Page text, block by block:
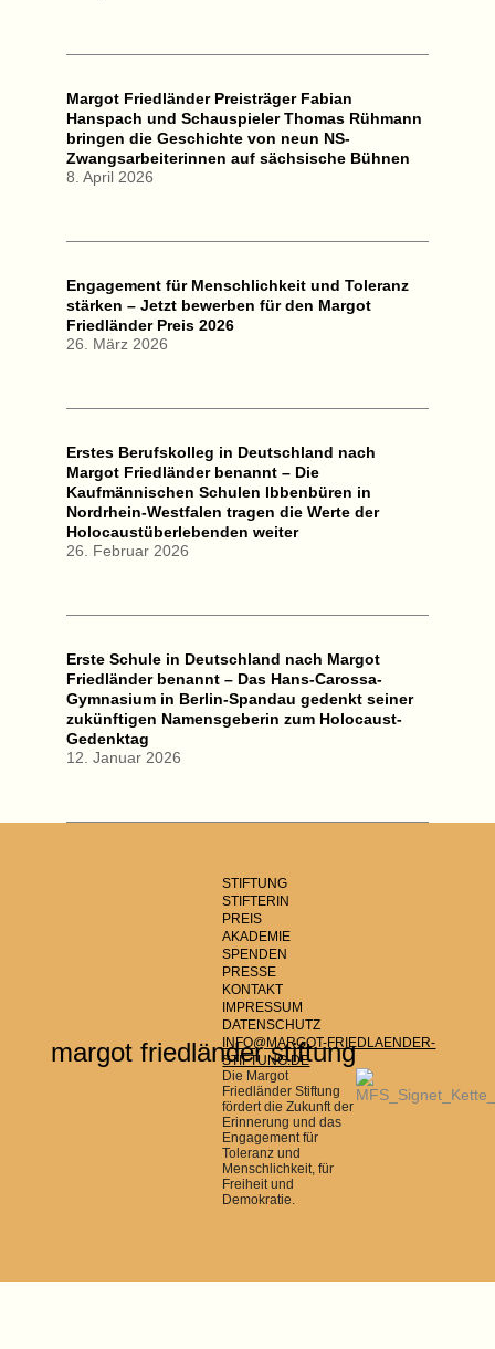
Margot Friedländer Preisträger Fabian
Hanspach und Schauspieler Thomas Rühmann
bringen die Geschichte von neun NS-
Zwangsarbeiterinnen auf sächsische Bühnen
8. April 2026
Engagement für Menschlichkeit und Toleranz
stärken – Jetzt bewerben für den Margot
Friedländer Preis 2026
26. März 2026
Erstes Berufskolleg in Deutschland nach
Margot Friedländer benannt – Die
Kaufmännischen Schulen Ibbenbüren in
Nordrhein-Westfalen tragen die Werte der
Holocaustüberlebenden weiter
26. Februar 2026
Erste Schule in Deutschland nach Margot
Friedländer benannt – Das Hans-Carossa-
Gymnasium in Berlin-Spandau gedenkt seiner
zukünftigen Namensgeberin zum Holocaust-
Gedenktag
12. Januar 2026
margot friedländer stiftung
STIFTUNG
STIFTERIN
PREIS
AKADEMIE
SPENDEN
PRESSE
KONTAKT
IMPRESSUM
DATENSCHUTZ
INFO@MARGOT-FRIEDLAENDER-
STIFTUNG.DE
Die Margot
Friedländer Stiftung
fördert die Zukunft der
Erinnerung und das
Engagement für
Toleranz und
Menschlichkeit, für
Freiheit und
Demokratie.